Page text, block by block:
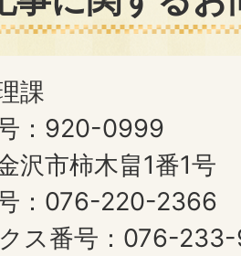
課
：920-0999
沢市柿木畠1番1号
：076-220-2366
ス番号：076-